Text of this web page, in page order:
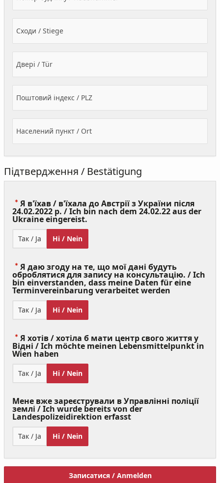
Сходи / Stiege
Двері / Tür
Поштовий індекс / PLZ
Населений пункт / Ort
Підтвердження / Bestätigung
Я в'їхав / в'їхала до Австрії з України після
24.02.2022 р. / Ich bin nach dem 24.02.22 aus der
Ukraine eingereist.
Required)
Так / Ja Ні / Nein
Я даю згоду на те, що мої дані будуть
оброблятися для запису на консультацію. / Ich
bin einverstanden, dass meine Daten für eine
Terminvereinbarung verarbeitet werden
Так / Ja Ні / Nein
Я хотів / хотіла б мати центр свого життя у
Відні / Ich möchte meinen Lebensmittelpunkt in
Wien haben
Required)
Так / Ja Ні / Nein
Мене вже зареєстрували в Управлінні поліції
землі / Ich wurde bereits von der
Landespolizeidirektion erfasst
Так / Ja Ні / Nein
Записатися / Anmelden